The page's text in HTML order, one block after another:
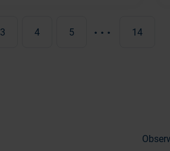
3 4 5 ... 14